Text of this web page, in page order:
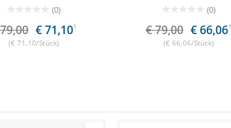
(0)
€ 71,101
(€ 71,10/Stück)
(0)
€ 79,00 € 66,061
(€ 66,06/Stück)